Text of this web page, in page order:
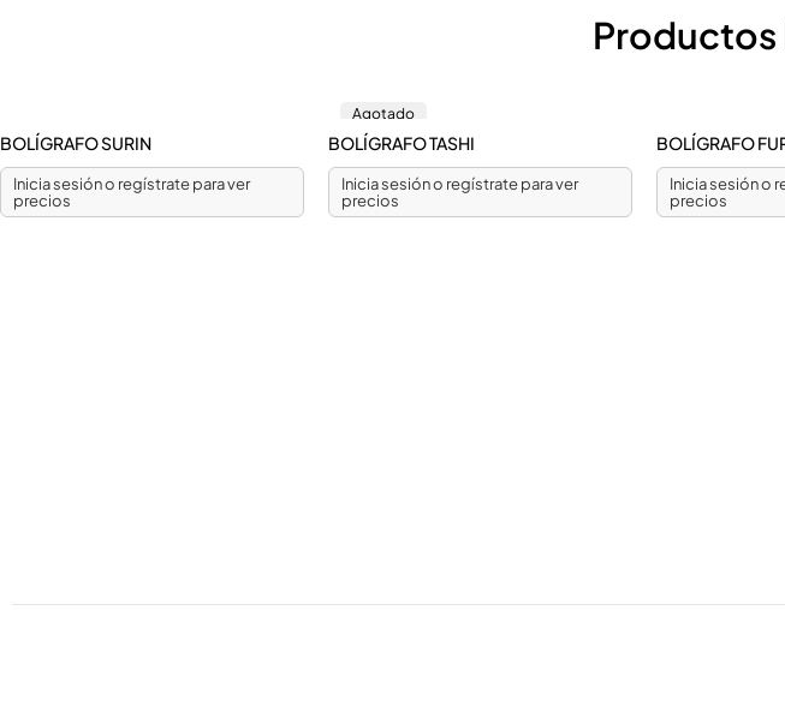
Productos
BOLÍGRAFO SURIN
Inicia sesión o regístrate para ver
precios
Agotado
BOLÍGRAFO TASHI
Inicia sesión o regístrate para ver
precios
BOLÍGRAFO
Inicia sesión o
precios